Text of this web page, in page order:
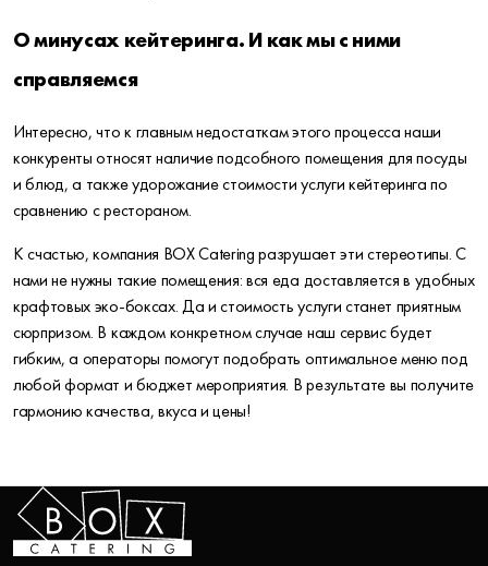
О минусах кейтеринга. И как мы с ними
справляемся
Интересно, что к главным недостаткам этого процесса наши
конкуренты относят наличие подсобного помещения для посуды
и блюд, а также удорожание стоимости услуги кейтеринга по
сравнению с рестораном.
К счастью, компания BOX Catering разрушает эти стереотипы. С
нами не нужны такие помещения: вся еда доставляется в удобных
крафтовых эко-боксах. Да и стоимость услуги станет приятным
сюрпризом. В каждом конкретном случае наш сервис будет
гибким, а операторы помогут подобрать оптимальное меню под
любой формат и бюджет мероприятия. В результате вы получите
гармонию качества, вкуса и цены!